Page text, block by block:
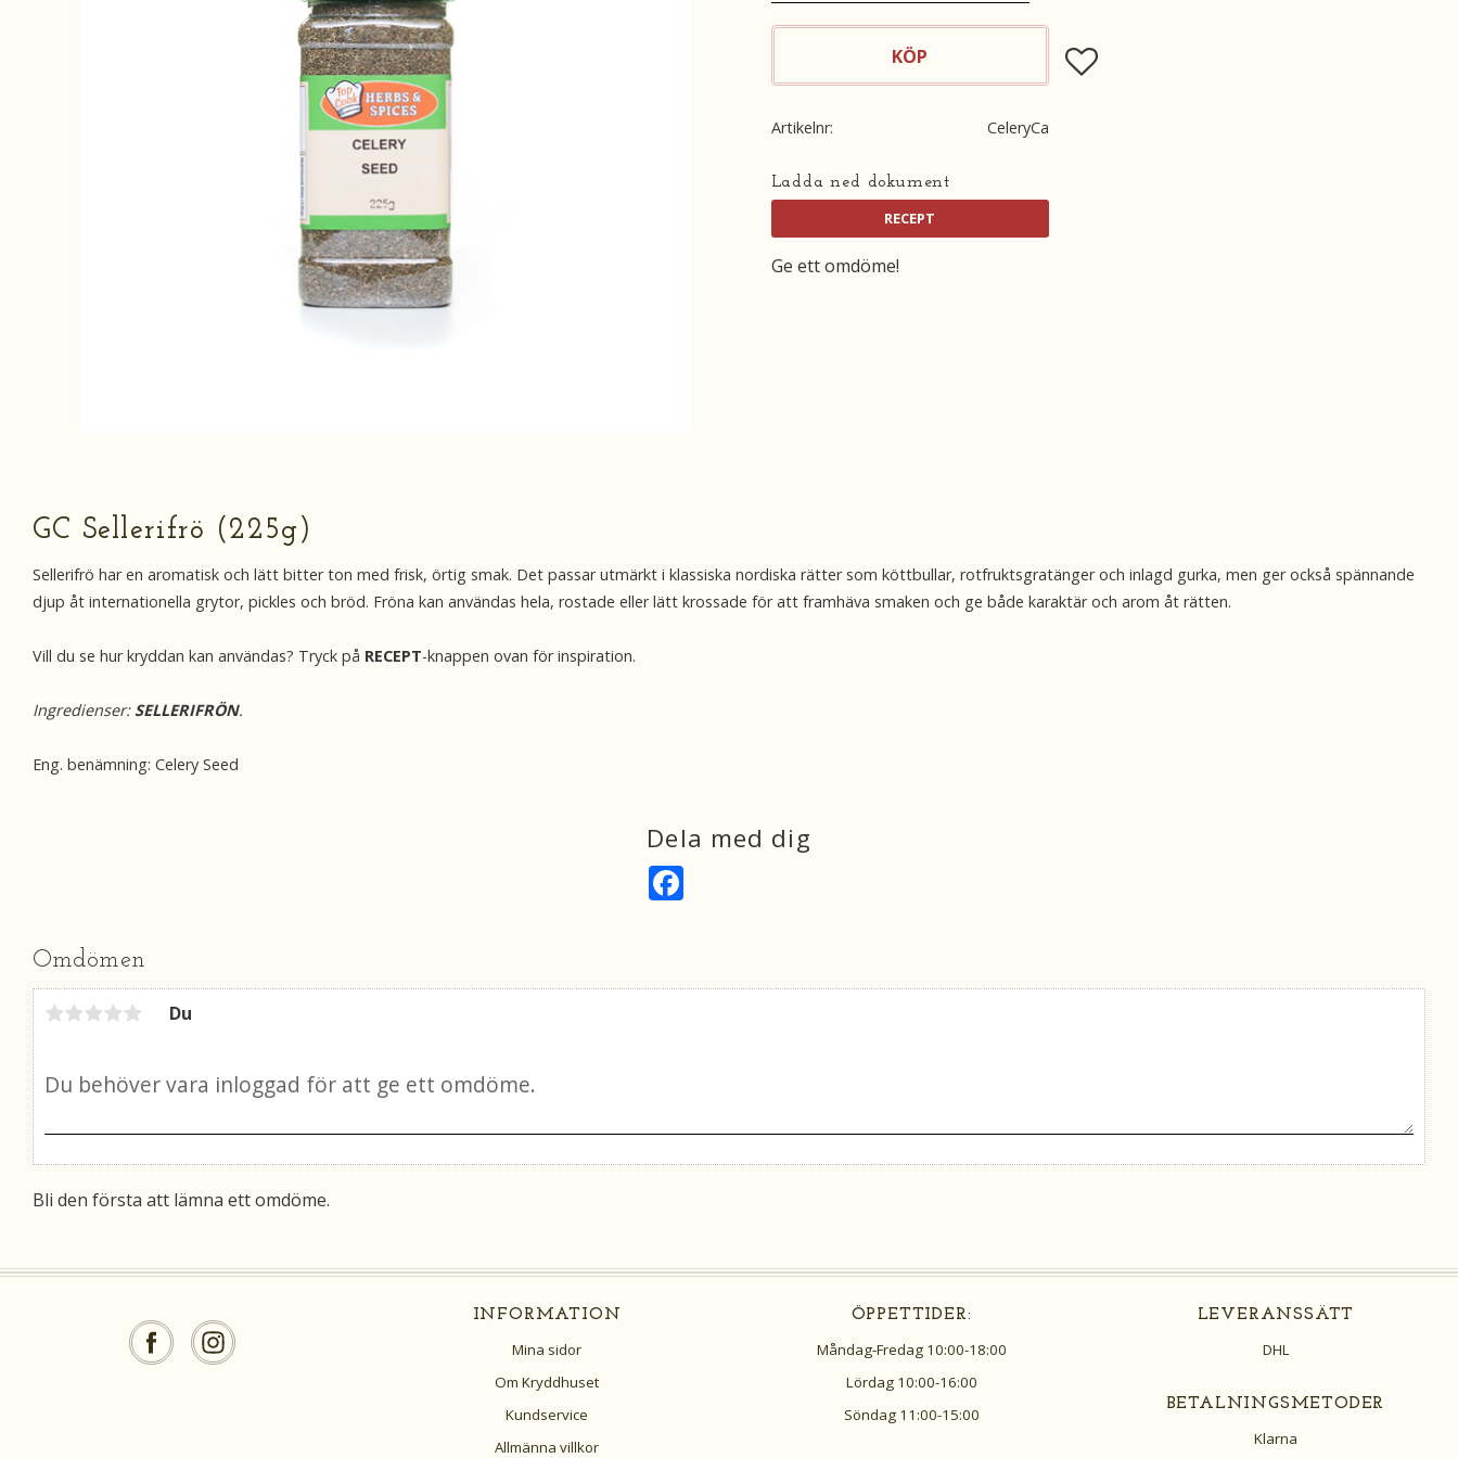
KÖP Lägg till i favoriter
Artikelnr CeleryCa
Ladda ned dokument
Ge ett omdöme!
GC Sellerifrö (225g)
Sellerifrö har en aromatisk och lätt bitter ton med frisk, örtig smak. Det passar utmärkt i klassiska nordiska rätter som köttbullar, rotfruktsgratänger och inlagd gurka, men ger också spännande
djup åt internationella grytor, pickles och bröd. Fröna kan användas hela, rostade eller lätt krossade för att framhäva smaken och ge både karaktär och arom åt rätten.
Vill du se hur kryddan kan användas? Tryck på RECEPT-knappen ovan för inspiration.
Ingredienser: SELLERIFRÖN.
Eng. benämning: Celery Seed
Dela med dig
k
Omdömen
Du
Bli den första att lämna ett omdöme.
INFORMATION
Mina sidor
Om Kryddhuset
Kundservice
Allmänna villkor
ÖPPETTIDER:
Måndag-Fredag 10:00-18:00
Lördag 10:00-16:00
Söndag 11:00-15:00
LEVERANSSÄTT
DHL
BETALNINGSMETODER
Klarna